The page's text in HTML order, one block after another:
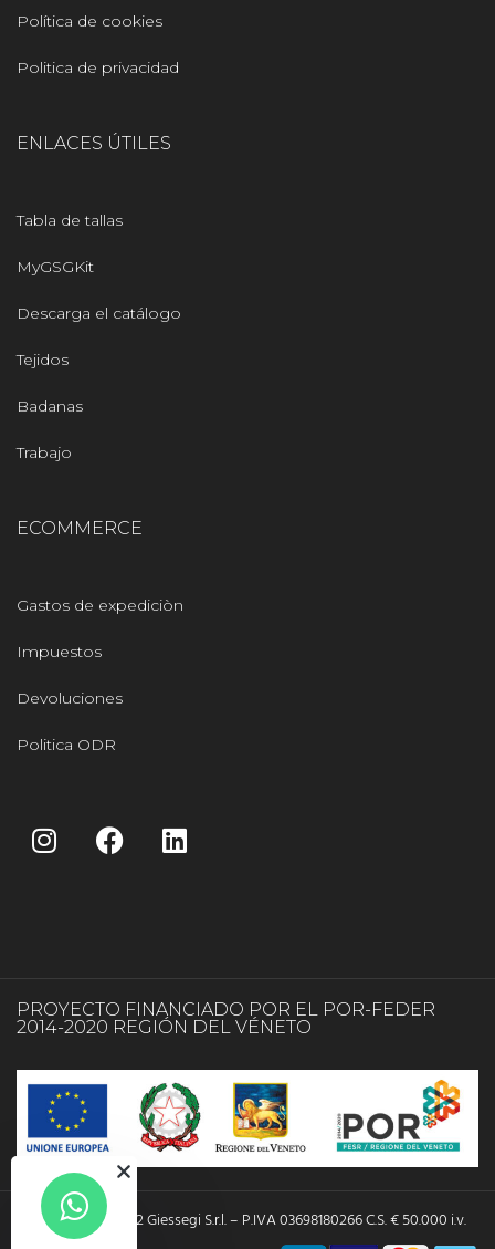
Política de cookies
Politica de privacidad
ENLACES ÚTILES
Tabla de tallas
MyGSGKit
Descarga el catálogo
Tejidos
Badanas
Trabajo
ECOMMERCE
Gastos de expediciòn
Impuestos
Devoluciones
Politica ODR
PROYECTO FINANCIADO POR EL POR-FEDER
2014-2020 REGIÓN DEL VÉNETO
Copyright © 2022 Giessegi S.r.l. – P.IVA 03698180266 C.S. € 50.000 i.v.